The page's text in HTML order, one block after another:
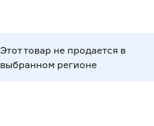
Этот товар не продается в
выбранном регионе